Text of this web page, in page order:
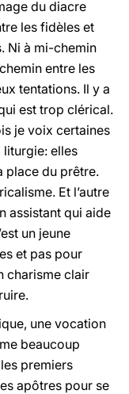
du diacre
les fidèles et
Ni à mi-chemin
entre les
tentations. Il y a
est trop clérical.
je voix certaines
liturgie: elles
place du prêtre.
Et l’autre
assistant qui aide
un jeune
et pas pour
charisme clair
une vocation
beaucoup
premiers
apôtres pour se